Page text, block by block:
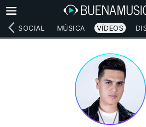
RED SOCIAL MÚSICA VÍDEOS